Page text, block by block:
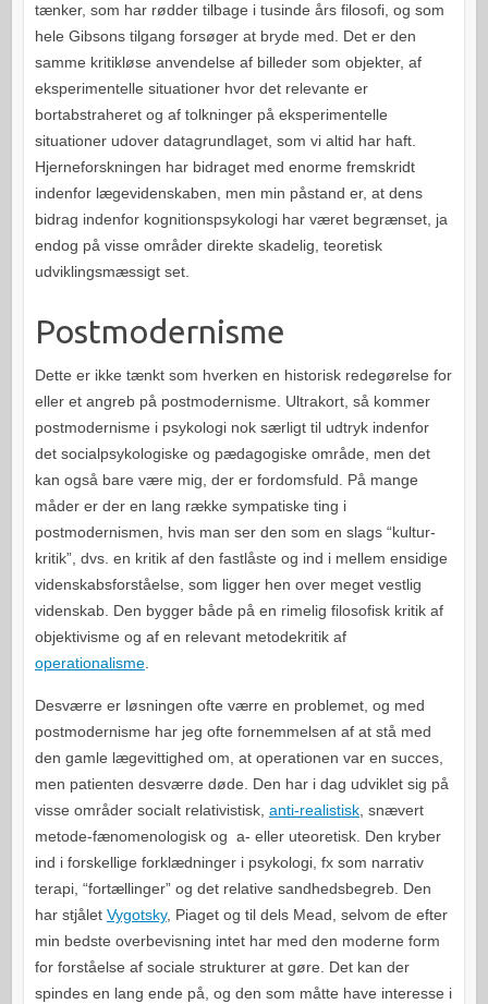
tænker, som har rødder tilbage i tusinde års filosofi, og som
hele Gibsons tilgang forsøger at bryde med. Det er den
samme kritikløse anvendelse af billeder som objekter, af
eksperimentelle situationer hvor det relevante er
bortabstraheret og af tolkninger på eksperimentelle
situationer udover datagrundlaget, som vi altid har haft.
Hjerneforskningen har bidraget med enorme fremskridt
indenfor lægevidenskaben, men min påstand er, at dens
bidrag indenfor kognitionspsykologi har været begrænset, ja
endog på visse områder direkte skadelig, teoretisk
udviklingsmæssigt set.
Postmodernisme
Dette er ikke tænkt som hverken en historisk redegørelse for
eller et angreb på postmodernisme. Ultrakort, så kommer
postmodernisme i psykologi nok særligt til udtryk indenfor
det socialpsykologiske og pædagogiske område, men det
kan også bare være mig, der er fordomsfuld. På mange
måder er der en lang række sympatiske ting i
postmodernismen, hvis man ser den som en slags “kultur-
kritik”, dvs. en kritik af den fastlåste og ind i mellem ensidige
videnskabsforståelse, som ligger hen over meget vestlig
videnskab. Den bygger både på en rimelig filosofisk kritik af
objektivisme og af en relevant metodekritik af
operationalisme.
Desværre er løsningen ofte værre en problemet, og med
postmodernisme har jeg ofte fornemmelsen af at stå med
den gamle lægevittighed om, at operationen var en succes,
men patienten desværre døde. Den har i dag udviklet sig på
visse områder socialt relativistisk, anti-realistisk, snævert
metode-fænomenologisk og a- eller uteoretisk. Den kryber
ind i forskellige forklædninger i psykologi, fx som narrativ
terapi, “fortællinger” og det relative sandhedsbegreb. Den
har stjålet Vygotsky, Piaget og til dels Mead, selvom de efter
min bedste overbevisning intet har med den moderne form
for forståelse af sociale strukturer at gøre. Det kan der
spindes en lang ende på, og den som måtte have interesse i